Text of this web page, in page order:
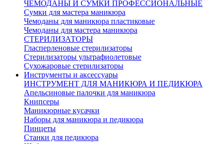
ЧЕМОДАНЫ И СУМКИ ПРОФЕССИОНАЛЬНЫЕ
Сумки для мастера маникюра
Чемоданы для маникюра пластиковые
Чемоданы для мастера маникюра
СТЕРИЛИЗАТОРЫ
Гласперленовые стерилизаторы
Стерилизаторы ультрафиолетовые
Сухожаровые стерилизаторы
Инструменты и аксессуары
ИНСТРУМЕНТ ДЛЯ МАНИКЮРА И ПЕДИКЮРА
Апельсиновые палочки для маникюра
Книпсеры
Маникюрные кусачки
Наборы для маникюра и педикюра
Пинцеты
Станки для педикюра